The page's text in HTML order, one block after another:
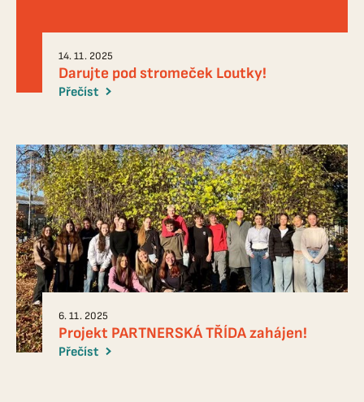
14. 11. 2025
Darujte pod stromeček Loutky!
Přečíst
6. 11. 2025
Projekt PARTNERSKÁ TŘÍDA zahájen!
Přečíst